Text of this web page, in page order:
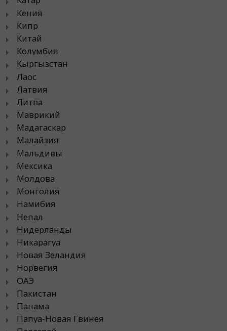
Кения
Кипр
Китай
Колумбия
Кыргызстан
Лаос
Латвия
Литва
Маврикий
Мадагаскар
Малайзия
Мальдивы
Мексика
Молдова
Монголия
Намибия
Непал
Нидерланды
Никарагуа
Новая Зеландия
Норвегия
ОАЭ
Пакистан
Панама
Папуа-Новая Гвинея